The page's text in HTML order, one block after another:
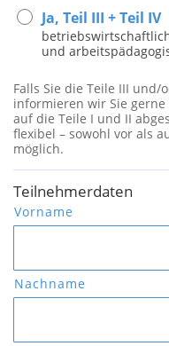
Ja, Teil III + Teil IV
und
Falls Sie die Teile III
informieren wir Sie
auf die Teile I und II
flexibel – sowohl vor als
möglich.
Teilnehmerdaten
Vorname
Nachname